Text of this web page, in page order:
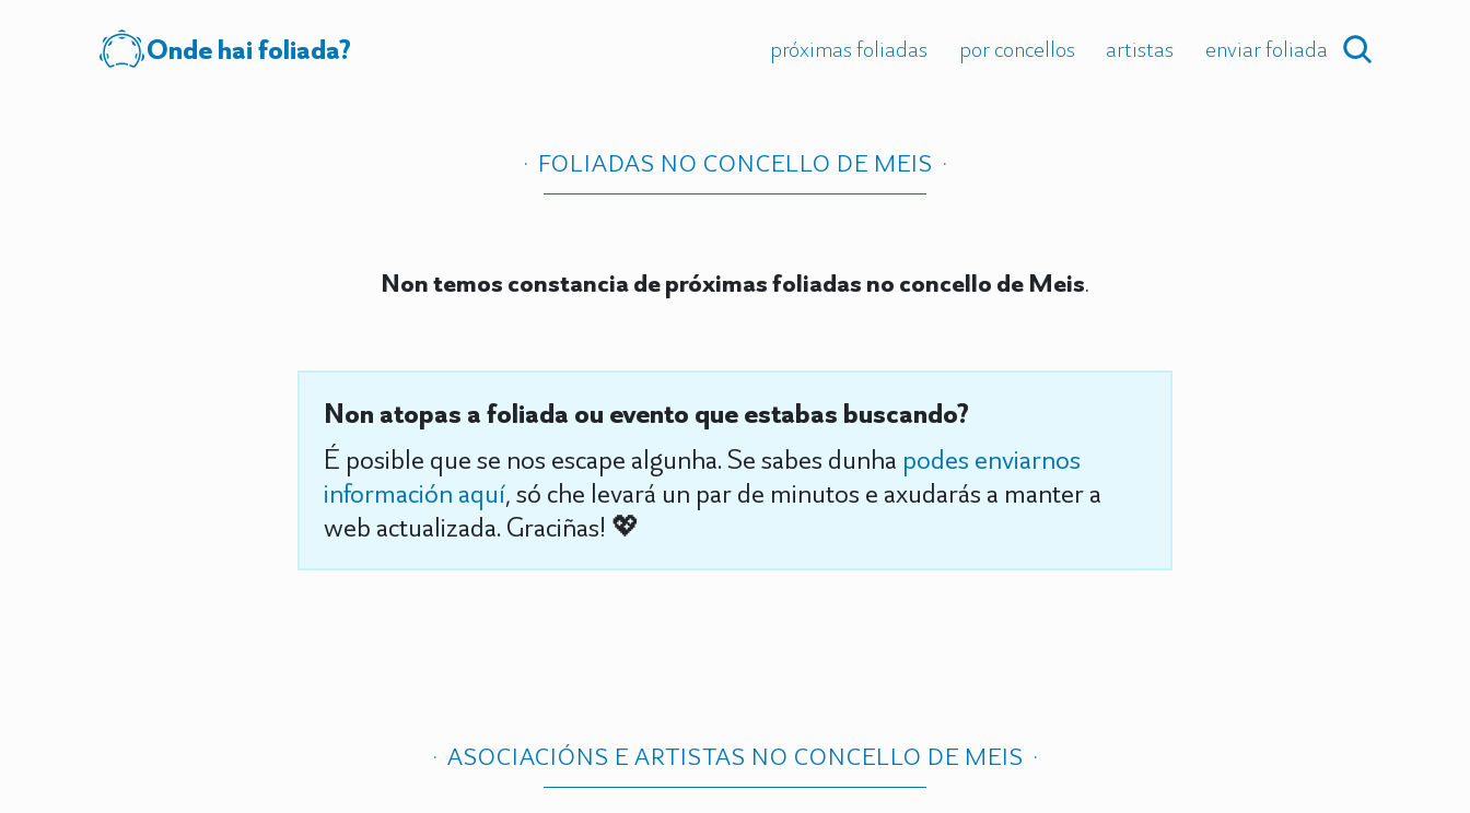
Onde hai foliada? próximas foliadas por concellos artistas enviar foliada
FOLIADAS NO CONCELLO DE MEIS
Non temos constancia de próximas foliadas no concello de Meis.
Non atopas a foliada ou evento que estabas buscando?
É posible que se nos escape algunha. Se sabes dunha podes enviarnos
información aquí, só che levará un par de minutos e axudarás a manter a
web actualizada. Graciñas! 💖
ASOCIACIÓNS E ARTISTAS NO CONCELLO DE MEIS